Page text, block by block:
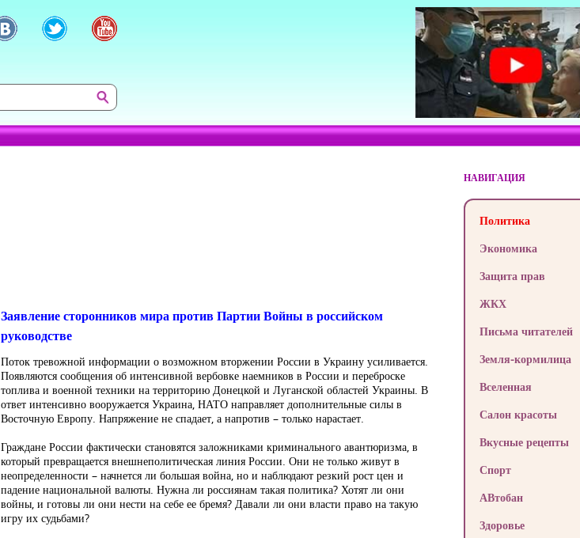
Заявление сторонников мира против Партии Войны в российском
руководстве
Поток тревожной информации о возможном вторжении России в Украину усиливается.
Появляются сообщения об интенсивной вербовке наемников в России и переброске
топлива и военной техники на территорию Донецкой и Луганской областей Украины. В
ответ интенсивно вооружается Украина, НАТО направляет дополнительные силы в
Восточную Европу. Напряжение не спадает, а напротив – только нарастает.
Граждане России фактически становятся заложниками криминального авантюризма, в
который превращается внешнеполитическая линия России. Они не только живут в
неопределенности – начнется ли большая война, но и наблюдают резкий рост цен и
падение национальной валюты. Нужна ли россиянам такая политика? Хотят ли они
войны, и готовы ли они нести на себе ее бремя? Давали ли они власти право на такую
игру их судьбами?
НАВИГАЦИЯ
Политика
Экономика
Защита прав
ЖКХ
Письма читателей
Земля-кормилица
Вселенная
Салон красоты
Вкусные рецепты
Спорт
АВтобан
Здоровье